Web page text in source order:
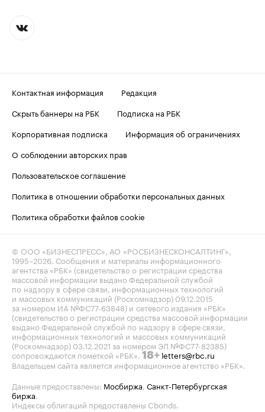
Контактная информация
Редакция
Скрыть баннеры на РБК
Подписка на РБК
Корпоративная подписка
Информация об ограничениях
О соблюдении авторских прав
Пользовательское соглашение
Политика в отношении обработки персональных данных
Политика обработки файлов cookie
© ООО «БИЗНЕСПРЕСС», АО «РОСБИЗНЕСКОНСАЛТИНГ»,
1995–2026 . Сообщения и материалы информационного
агентства «РБК» (свидетельство о регистрации средства
массовой информации выдано Федеральной службой
по надзору в сфере связи, информационных технологий
и массовых коммуникаций (Роскомнадзор) 09.12.2015
за номером ИА №ФС77-63848) и сетевого издания «РБК»
(свидетельство о регистрации средства массовой информации
выдано Федеральной службой по надзору в сфере связи,
информационных технологий и массовых коммуникаций
(Роскомнадзор) 03.12.2021 за номером ЭЛ №ФС77-82385)
сопровождаются пометкой «РБК». 18+ letters@rbc.ru
Владельцем сайта является информационное агентство «РБК».
Данные предоставлены: Мосбиржа Санкт-Петербургская
биржа
Индексы облигаций предоставлены Cbonds.